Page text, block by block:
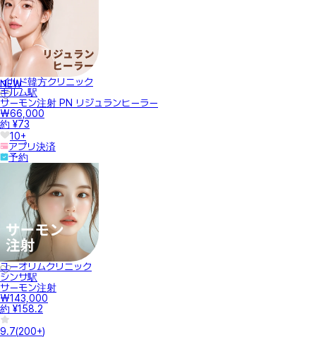
NEW
イルド韓方クリニック
キルム駅
サーモン注射 PN リジュランヒーラー
₩66,000
約 ¥73
10+
アプリ決済
予約
ユーオリムクリニック
シンサ駅
サーモン注射
₩143,000
約 ¥158.2
9.7(200+)